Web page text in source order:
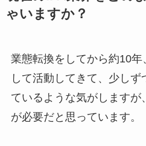
ゃいますか？
業態転換をしてから約10年
して活動してきて、少しず
ているような気がしますが
が必要だと思っています。